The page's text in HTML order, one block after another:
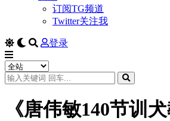
订阅TG频道
Twitter关注我
登录
《唐伟敏140节训